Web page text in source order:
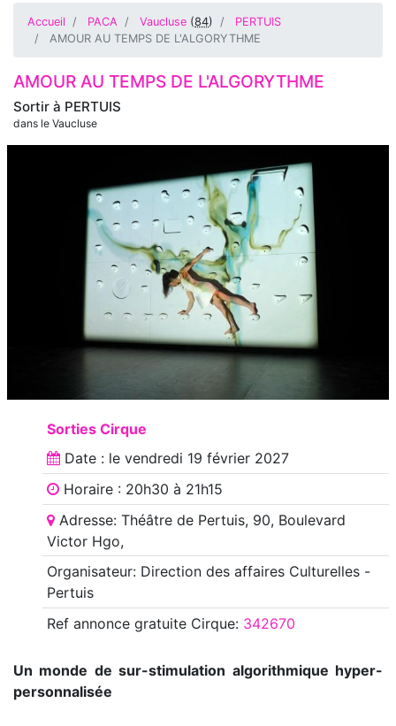
Accueil PACA Vaucluse (84)
PERTUIS
AMOUR AU TEMPS DE L'ALGORYTHME
Sortir à PERTUIS
dans le Vaucluse
AMOUR AU TEMPS DE L'ALGORYTHME
Sorties Cirque
Date : le vendredi 19 février 2027
Horaire : 20h30 à 21h15
Adresse: Théâtre de Pertuis, 90, Boulevard
Victor Hgo,
Organisateur: Direction des affaires Culturelles -
Pertuis
Ref annoncegratuite Cirque: 342670
Un monde de sur-stimulation algorithmique hyper-
personnalisée